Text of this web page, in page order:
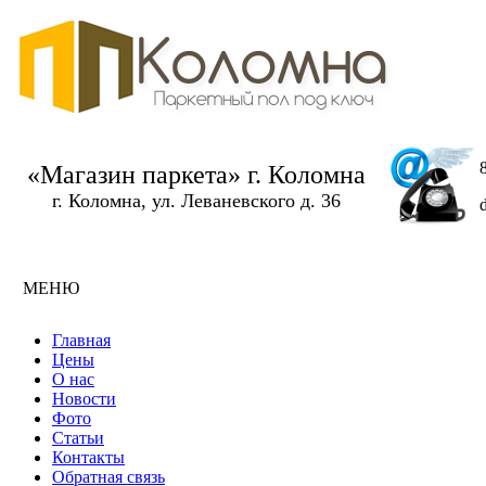
«Магазин паркета» г. Коломна
г. Коломна, ул. Леваневского д. 36
МЕНЮ
Главная
Цены
О нас
Новости
Фото
Статьи
Контакты
Обратная связь